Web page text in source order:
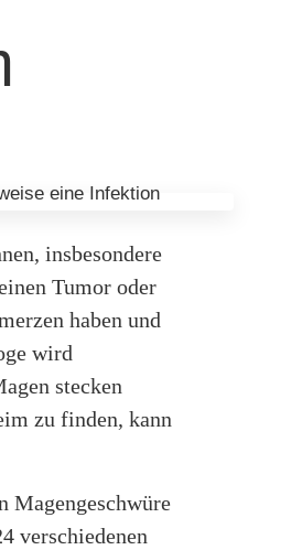
insbesondere
Tumor oder
haben und
wird
stecken
zu finden, kann
Magengeschwüre
verschiedenen